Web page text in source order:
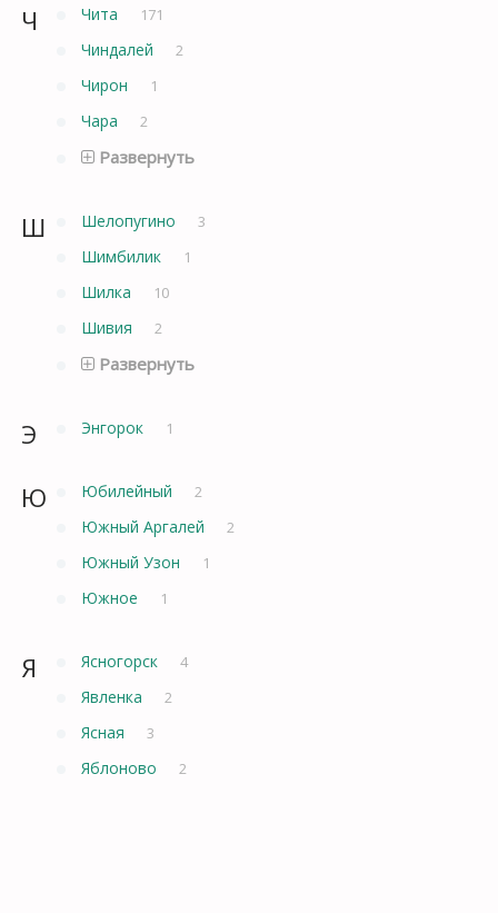
Ч Чита 171
Чиндалей 2
Чирон 1
Чара 2
Развернуть
Ш Шелопугино 3
Шимбилик 1
Шилка 10
Шивия 2
Развернуть
Э Энгорок 1
Ю Юбилейный 2
Южный Аргалей 2
Южный Узон 1
Южное 1
Я Ясногорск 4
Явленка 2
Ясная 3
Яблоново 2